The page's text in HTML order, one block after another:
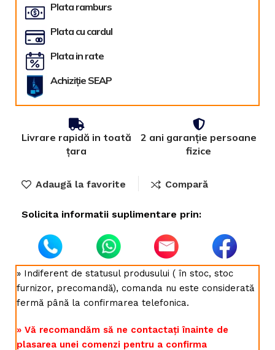
Plata ramburs
Plata cu cardul
Plata in rate
Achiziție SEAP
Livrare rapidă in toată
țara
2 ani garanție persoane
fizice
Adaugă la favorite Compară
Solicita informatii suplimentare prin:
» Indiferent de statusul produsului ( în stoc, stoc
furnizor, precomandă), comanda nu este considerată
fermă până la confirmarea telefonica.
» Vă recomandăm să ne contactați înainte de
plasarea unei comenzi pentru a confirma